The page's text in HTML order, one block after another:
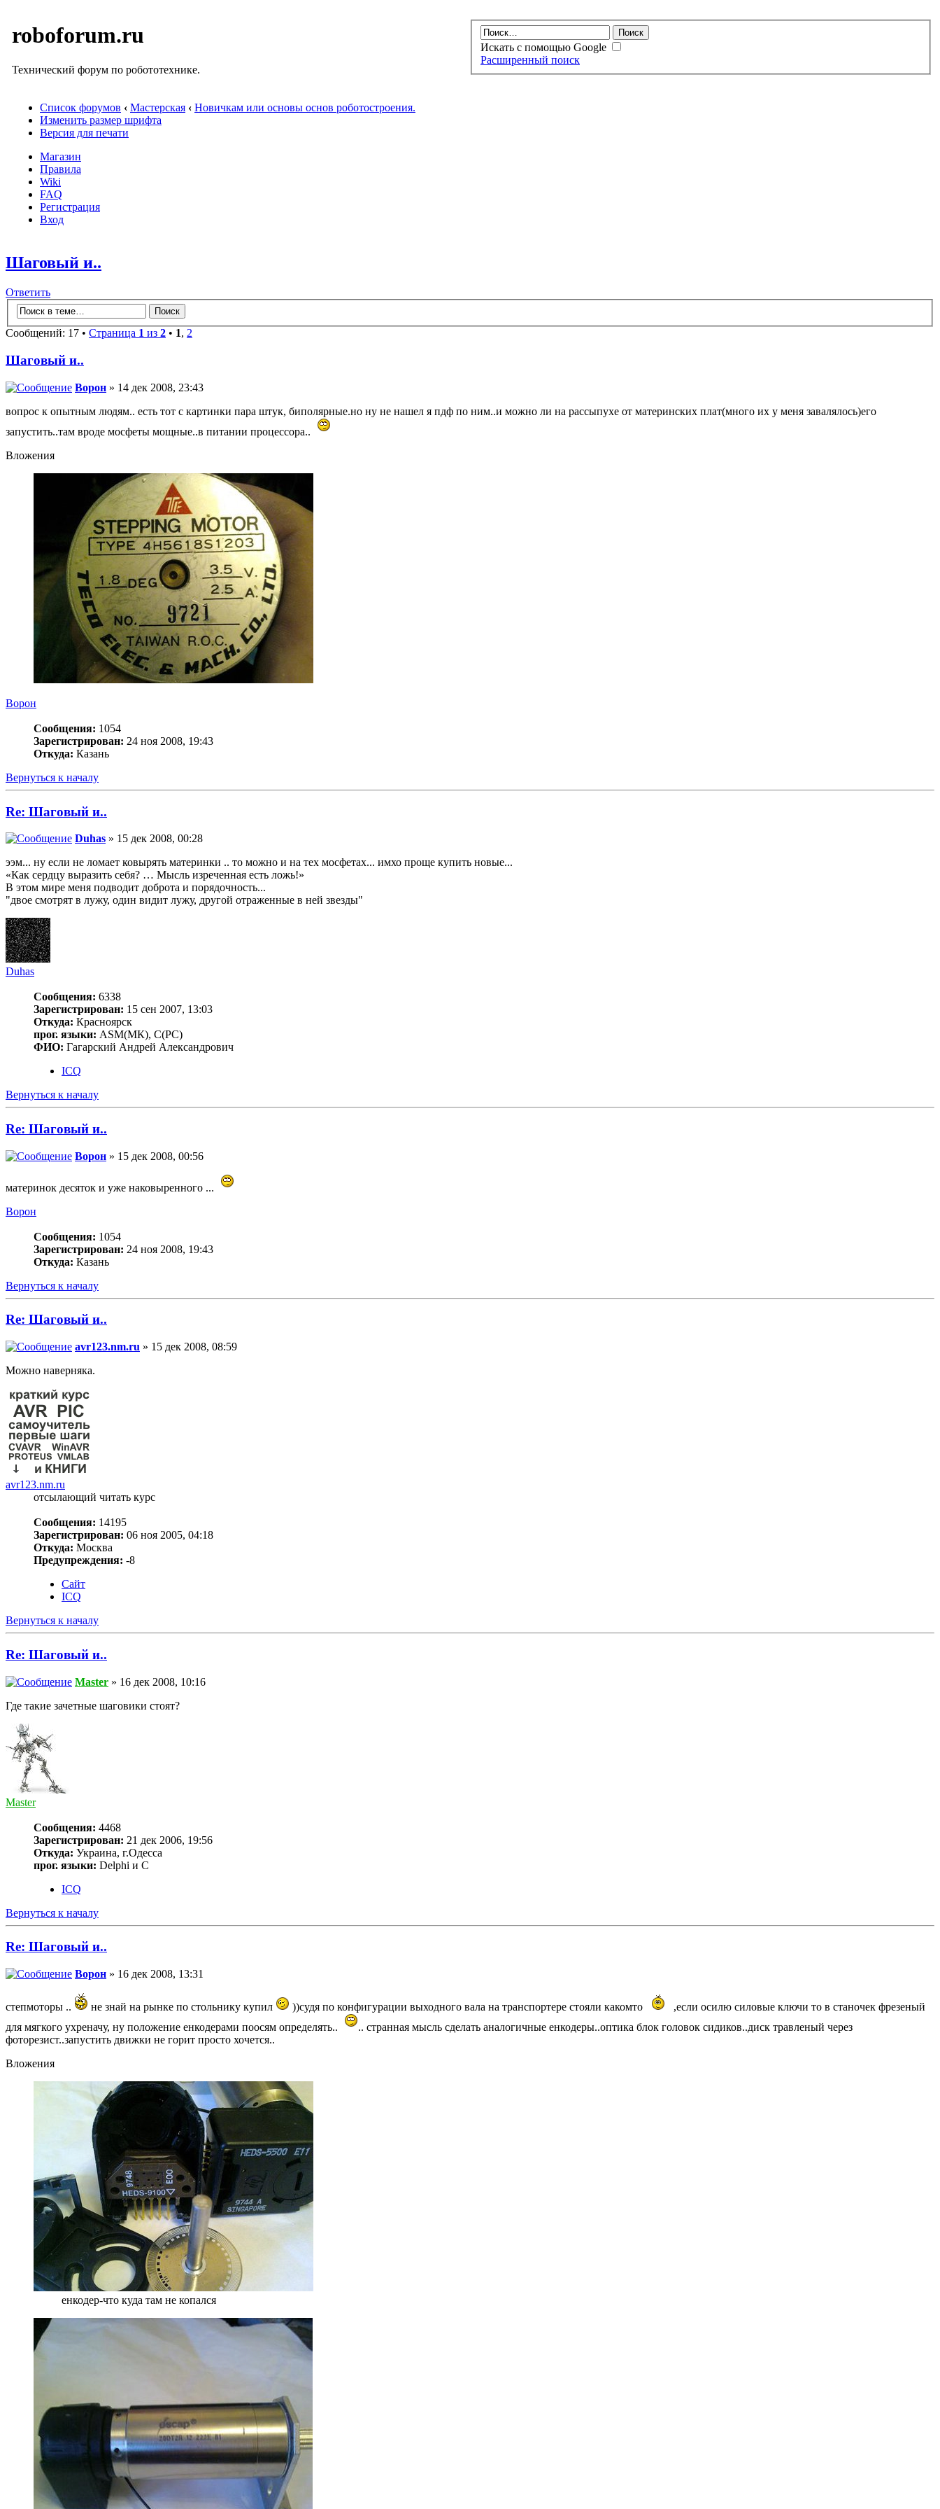
roboforum.ru
Технический форум по робототехнике.
Искать с помощью Google
Расширенный поиск
Список форумов ‹ Мастерская ‹ Новичкам или основы основ роботостроения.
Изменить размер шрифта
Версия для печати
Магазин
Правила
Wiki
FAQ
Регистрация
Вход
Шаговый и..
Ответить
Сообщений: 17 • Страница 1 из 2 • 1, 2
Шаговый и..
Ворон » 14 дек 2008, 23:43
вопрос к опытным людям.. есть тот с картинки пара штук, биполярные.но ну не нашел я пдф по ним..и можно ли на рассыпухе от материнских плат(много их у меня завалялось)его
запустить..там вроде мосфеты мощные..в питании процессора..
Вложения
Ворон
Сообщения: 1054
Зарегистрирован: 24 ноя 2008, 19:43
Откуда: Казань
Вернуться к началу
Re: Шаговый и..
Duhas » 15 дек 2008, 00:28
ээм... ну если не ломает ковырять материнки .. то можно и на тех мосфетах... имхо проще купить новые...
«Как сердцу выразить себя? … Мысль изреченная есть ложь!»
В этом мире меня подводит доброта и порядочность...
"двое смотрят в лужу, один видит лужу, другой отраженные в ней звезды"
Duhas
Сообщения: 6338
Зарегистрирован: 15 сен 2007, 13:03
Откуда: Красноярск
прог. языки: ASM(МК), C(PC)
ФИО: Гагарский Андрей Александрович
ICQ
Вернуться к началу
Re: Шаговый и..
Ворон » 15 дек 2008, 00:56
материнок десяток и уже наковыренного ...
Ворон
Сообщения: 1054
Зарегистрирован: 24 ноя 2008, 19:43
Откуда: Казань
Вернуться к началу
Re: Шаговый и..
avr123.nm.ru » 15 дек 2008, 08:59
Можно наверняка.
avr123.nm.ru
отсылающий читать курс
Сообщения: 14195
Зарегистрирован: 06 ноя 2005, 04:18
Откуда: Москва
Предупреждения: -8
Сайт
ICQ
Вернуться к началу
Re: Шаговый и..
Master » 16 дек 2008, 10:16
Где такие зачетные шаговики стоят?
Master
Сообщения: 4468
Зарегистрирован: 21 дек 2006, 19:56
Откуда: Украина, г.Одесса
прог. языки: Delphi и С
ICQ
Вернуться к началу
Re: Шаговый и..
Ворон » 16 дек 2008, 13:31
степмоторы .. не знай на рынке по стольнику купил ))судя по конфигурации выходного вала на транспортере стояли какомто
,если осилю силовые ключи то в станочек фрезеный
для мягкого ухреначу, ну положение енкодерами поосям определять..
.. странная мысль сделать аналогичные енкодеры..оптика блок головок сидиков..диск травленый через
фоторезист..запустить движки не горит просто хочется..
Вложения
енкодер-что куда там не копался